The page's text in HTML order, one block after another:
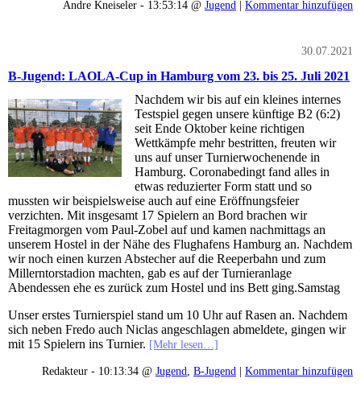
Andre Kneiseler - 13:53:14 @ Jugend | Kommentar hinzufügen
30.07.2021
B-Jugend: LAOLA-Cup in Hamburg vom 23. bis 25. Juli 2021
Nachdem wir bis auf ein kleines internes
Testspiel gegen unsere künftige B2 (6:2)
seit Ende Oktober keine richtigen
Wettkämpfe mehr bestritten, freuten wir
uns auf unser Turnierwochenende in
Hamburg. Coronabedingt fand alles in
etwas reduzierter Form statt und so
mussten wir beispielsweise auch auf eine Eröffnungsfeier
verzichten. Mit insgesamt 17 Spielern an Bord brachen wir
Freitagmorgen vom Paul-Zobel auf und kamen nachmittags an
unserem Hostel in der Nähe des Flughafens Hamburg an. Nachdem
wir noch einen kurzen Abstecher auf die Reeperbahn und zum
Millerntorstadion machten, gab es auf der Turnieranlage
Abendessen ehe es zurück zum Hostel und ins Bett ging.Samstag
Unser erstes Turnierspiel stand um 10 Uhr auf Rasen an. Nachdem
sich neben Fredo auch Niclas angeschlagen abmeldete, gingen wir
mit 15 Spielern ins Turnier. [Mehr lesen…]
Redakteur - 10:13:34 @ Jugend, B-Jugend | Kommentar hinzufügen